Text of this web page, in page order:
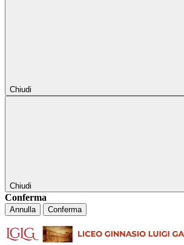
Chiudi
Chiudi
Conferma
Annulla Conferma